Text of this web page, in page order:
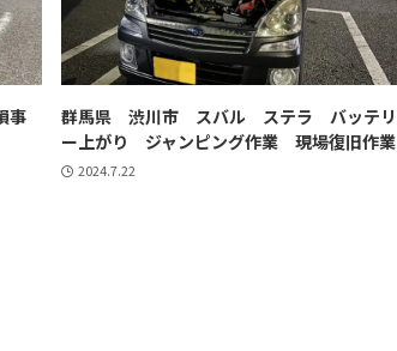
事
群馬県 渋川市 スバル ステラ バッテリ
ー上がり ジャンピング作業 現場復旧作業
2024.7.22